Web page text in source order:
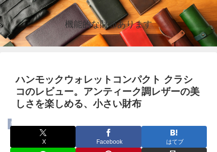
機能的な財布あります
ハンモックウォレットコンパクト クラシ
コのレビュー。アンティーク調レザーの美
しさを楽しめる、小さい財布
革
X Facebook はてブ